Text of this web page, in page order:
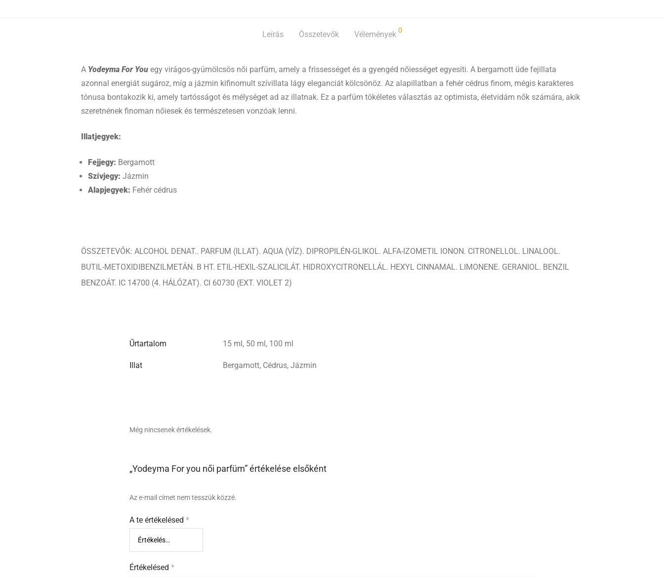
Leírás Összetevők Vélemények 0
A Yodeyma For You egy virágos-gyümölcsös női parfüm, amely a frissességet és a gyengéd nőiességet egyesíti. A bergamott üde fejillata
azonnal energiát sugároz, míg a jázmin kifinomult szívillata lágy eleganciát kölcsönöz. Az alapillatban a fehér cédrus finom, mégis karakteres
tónusa bontakozik ki, amely tartósságot és mélységet ad az illatnak. Ez a parfüm tökéletes választás az optimista, életvidám nők számára, akik
szeretnének finoman nőiesek és természetesen vonzóak lenni.
Illatjegyek:
Fejjegy: Bergamott
Szívjegy: Jázmin
Alapjegyek: Fehér cédrus
ÖSSZETEVŐK: ALCOHOL DENAT.. PARFUM (ILLAT). AQUA (VÍZ). DIPROPILÉN-GLIKOL. ALFA-IZOMETIL IONON. CITRONELLOL. LINALOOL.
BUTIL-METOXIDIBENZILMETÁN. B HT. ETIL-HEXIL-SZALICILÁT. HIDROXYCITRONELLÁL. HEXYL CINNAMAL. LIMONENE. GERANIOL. BENZIL
BENZOÁT. IC 14700 (4. HÁLÓZAT). CI 60730 (EXT. VIOLET 2)
Űrtartalom 15 ml, 50 ml, 100 ml
Illat Bergamott, Cédrus, Jázmin
Még nincsenek értékelések.
„Yodeyma For you női parfüm” értékelése elsőként
Az e-mail címet nem tesszük közzé.
A te értékelésed *
Értékelésed *